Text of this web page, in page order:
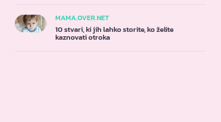
MAMA.OVER.NET
10 stvari, ki jih lahko storite, ko želite
kaznovati otroka